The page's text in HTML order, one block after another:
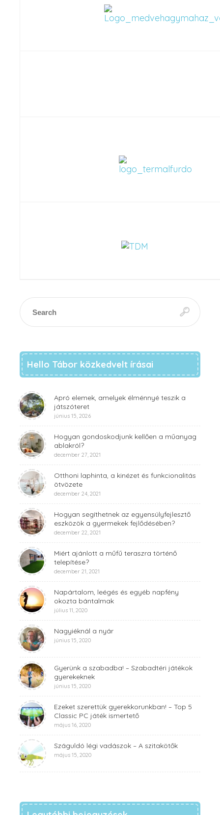
Hello Tábor közkedvelt írásai
Apró elemek, amelyek élménnyé teszik a
játszóteret
június 15, 2026
Hogyan gondoskodjunk kellően a műanyag
ablakról?
december 27, 2021
Otthoni laphinta, a kinézet és funkcionalitás
ötvözete
december 24, 2021
Hogyan segíthetnek az egyensúlyfejlesztő
eszközök a gyermekek fejlődésében?
december 22, 2021
Miért ajánlott a műfű teraszra történő
telepítése?
december 21, 2021
Napártalom, leégés és egyéb napfény
okozta bántalmak
július 11, 2020
Nagyiéknál a nyár
június 15, 2020
Gyerünk a szabadba! – Szabadtéri játékok
gyerekeknek
június 15, 2020
Ezeket szerettük gyerekkorunkban! – Top 5
Classic PC játék ismertető
május 16, 2020
Száguldó légi vadászok – A szitakötők
május 15, 2020